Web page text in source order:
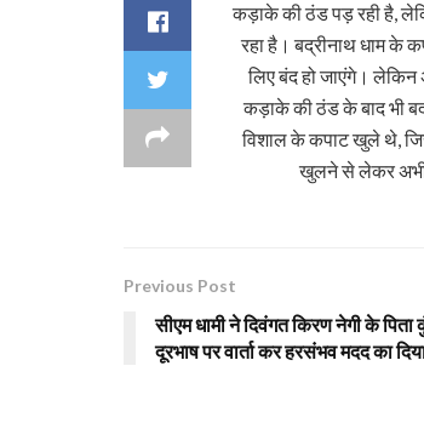
कड़ाके की ठंड पड़ रही है,
रहा है। बद्रीनाथ धाम के
लिए बंद हो जाएंगे। लेकिन
कड़ाके की ठंड के बाद भी
विशाल के कपाट खुले थे,
खुलने से लेकर अभी
Previous Post
सीएम धामी ने दिवंगत किरण नेगी के
दूरभाष पर वार्ता कर हरसंभव मदद का